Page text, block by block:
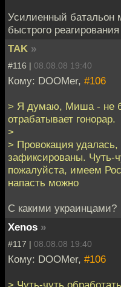
Усилиенный батальон
быстрого
TAK »
#116 | 08.08.08 19:40
Кому: DOOMer, #106
> Я думаю, Миша - не
отрабатывает гонорар.
>
> Провокация
зафиксированы. Чуть-
пожалуйста, имеем
напасть можно
С какими украинцами?
Xenos »
#117 | 08.08.08 19:40
Кому: DOOMer, #106
> Чуть-чуть